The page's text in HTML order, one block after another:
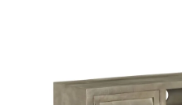
5
hvězdiček.